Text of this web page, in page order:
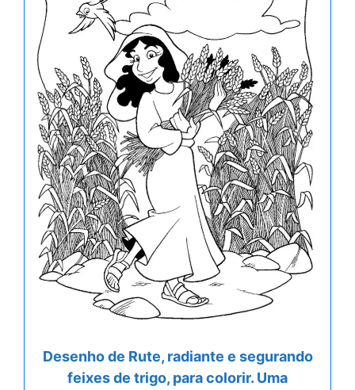
Desenho de Rute, radiante e segurando
feixes de trigo, para colorir. Uma